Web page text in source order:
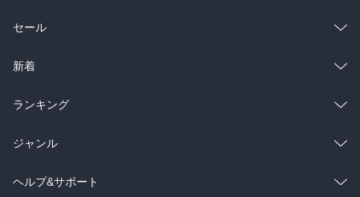
総合
ラノベ
雑誌・グラビア
BL・TL
セール
総合
ラノベ
雑誌・グラビア
BL・TL
新着
総合
ラノベ
雑誌・グラビア
ランキング
総合
ラノベ
ジャンル
コミック
ヘルプ&サポート